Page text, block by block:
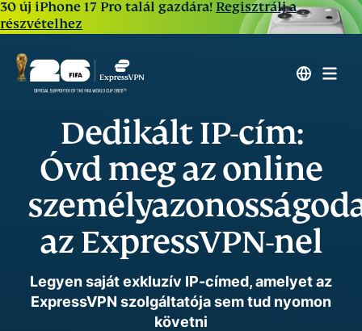
30 új iPhone 17 Pro talál gazdára! Regisztrálj a
részvételhez
Dedikált IP-cím:
Óvd meg az online
az ExpressVPN-nel
Legyen saját exkluzív IP-címed, amelyet az
ExpressVPN szolgáltatója sem tud nyomon
követni